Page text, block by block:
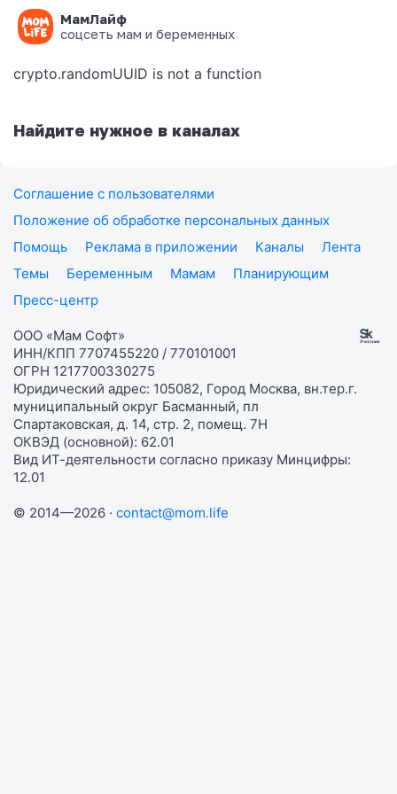
МамЛайф
соцсеть мам и беременных
Ошибка на странице
crypto.randomUUID is not a function
Найдите нужное в каналах
Соглашение с пользователями
Положение об обработке персональных данных
Помощь
Реклама в приложении Каналы
Лента
Темы
Беременным Мамам
Планирующим
Пресс-центр
ООО «Мам Софт»
ИНН/КПП 7707455220 / 770101001
ОГРН 1217700330275
Юридический адрес: 105082, Город Москва, вн.тер.г.
муниципальный округ Басманный, пл
Спартаковская, д. 14, стр. 2, помещ. 7Н
ОКВЭД (основной): 62.01
Вид ИТ-деятельности согласно приказу Минцифры:
12.01
© 2014—2026 · contact@mom.life